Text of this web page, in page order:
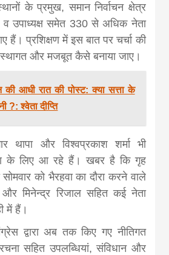
के प्रमुख, समान निर्वाचन क्षेत्र
व उपाध्यक्ष समेत 330 से अधिक नेता
हैं। प्रशिक्षण में इस बात पर चर्चा की
संस्थागत और मजबूत कैसे बनाया जाए।
की आधी रात की पोस्ट: क्या सत्ता के
?: श्वेता दीप्ति
थापा और विश्वप्रकाश शर्मा भी
के लिए आ रहे हैं। खबर है कि गृह
को भैरहवा का दौरा करने वाले
मिनेन्द्र रिजाल सहित कई नेता
में हैं।
द्वारा अब तक किए गए नीतिगत
सहित उपलब्धियां, संविधान और